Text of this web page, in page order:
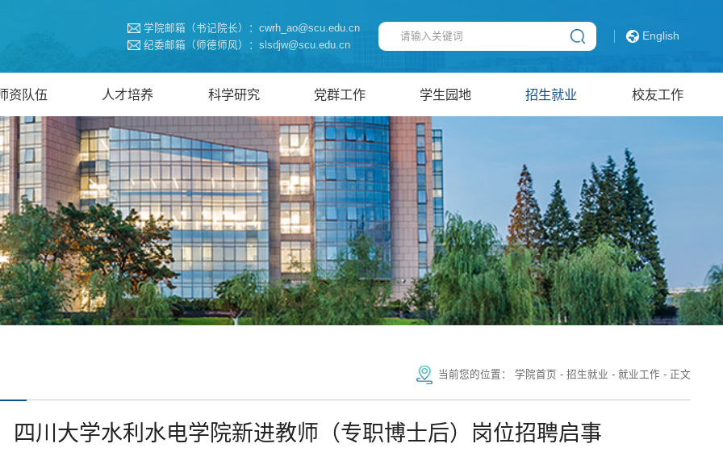
学院邮箱（书记院长）：cwrh_ao@scu.edu.cn
纪委邮箱（师德师风）：slsdjw@scu.edu.cn
English
资队伍 人才培养 科学研究 党群工作 学生园地 招生就业 校友工作
当前您的位置： 学院首页 - 招生就业 - 就业工作 - 正文
四川大学水利水电学院新进教师（专职博士后）岗位招聘启事